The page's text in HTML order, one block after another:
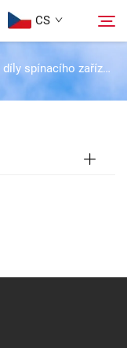
CS
díly spínacího zařízení